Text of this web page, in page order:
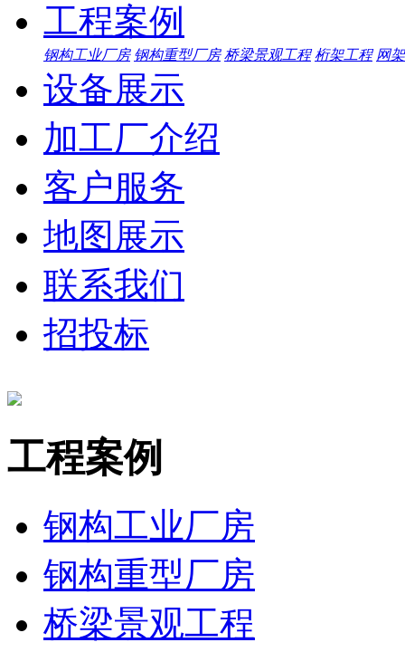
工程案例
钢构工业厂房 钢构重型厂房 桥梁景观工程 桁架工程 网
设备展示
加工厂介绍
客户服务
地图展示
联系我们
招投标
工程案例
钢构工业厂房
钢构重型厂房
桥梁景观工程